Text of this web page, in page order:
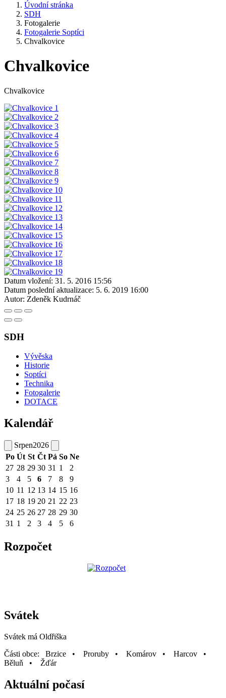
Úvodní stránka
SDH
Fotogalerie
Fotogalerie Soptíci
Chvalkovice
Chvalkovice
Chvalkovice
Datum vložení: 31. 5. 2016 15:56
Datum poslední aktualizace: 5. 6. 2019 16:00
Autor: Zdeněk Kudrnáč
SDH
Vývěska
Historie
Soptíci
Technika
Fotogalerie
DOTACE
Kalendář
Srpen2026
Po Út St Čt Pá So Ne
27 28 29 30 31 1
2
3
4 5 6 7 8
9
10 11 12 13 14 15 16
17 18 19 20 21 22 23
24 25 26 27 28 29 30
31 1 2 3 4 5 6
Rozpočet
Svátek
Svátek má Oldřiška
Části obce: Brzice • Proruby • Komárov • Harcov •
Běluň • Žďár
Aktuální počasí